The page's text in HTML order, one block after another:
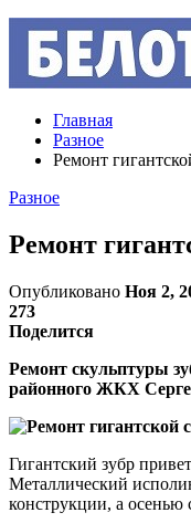
Главная
Разное
Ремонт
Разное
Ремонт
Опубликовано Ноя 2,
273
Поделится
Ремонт скульптуры
районного ЖКХ
Гигантский зубр
Металлический
конструкции, а осенью